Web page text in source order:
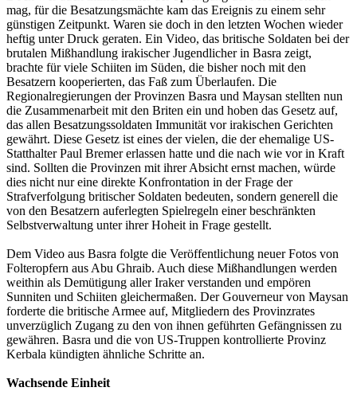
mag, für die Besatzungsmächte kam das Ereignis zu einem sehr
günstigen Zeitpunkt. Waren sie doch in den letzten Wochen wieder
heftig unter Druck geraten. Ein Video, das britische Soldaten bei der
brutalen Mißhandlung irakischer Jugendlicher in Basra zeigt,
brachte für viele Schiiten im Süden, die bisher noch mit den
Besatzern kooperierten, das Faß zum Überlaufen. Die
Regionalregierungen der Provinzen Basra und Maysan stellten nun
die Zusammenarbeit mit den Briten ein und hoben das Gesetz auf,
das allen Besatzungssoldaten Immunität vor irakischen Gerichten
gewährt. Diese Gesetz ist eines der vielen, die der ehemalige US-
Statthalter Paul Bremer erlassen hatte und die nach wie vor in Kraft
sind. Sollten die Provinzen mit ihrer Absicht ernst machen, würde
dies nicht nur eine direkte Konfrontation in der Frage der
Strafverfolgung britischer Soldaten bedeuten, sondern generell die
von den Besatzern auferlegten Spielregeln einer beschränkten
Selbstverwaltung unter ihrer Hoheit in Frage gestellt.
Dem Video aus Basra folgte die Veröffentlichung neuer Fotos von
Folteropfern aus Abu Ghraib. Auch diese Mißhandlungen werden
weithin als Demütigung aller Iraker verstanden und empören
Sunniten und Schiiten gleichermaßen. Der Gouverneur von Maysan
forderte die britische Armee auf, Mitgliedern des Provinzrates
unverzüglich Zugang zu den von ihnen geführten Gefängnissen zu
gewähren. Basra und die von US-Truppen kontrollierte Provinz
Kerbala kündigten ähnliche Schritte an.
Wachsende Einheit